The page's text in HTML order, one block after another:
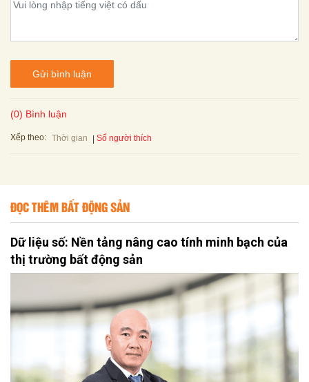
Gửi bình luận
(0) Bình luận
Xếp theo: Thời gian Số người thích
ĐỌC THÊM BẤT ĐỘNG SẢN
Dữ liệu số: Nền tảng nâng cao tính minh bạch của
thị trường bất động sản